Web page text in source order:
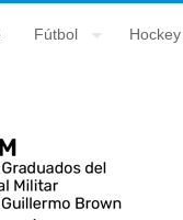
Fútbol Hockey